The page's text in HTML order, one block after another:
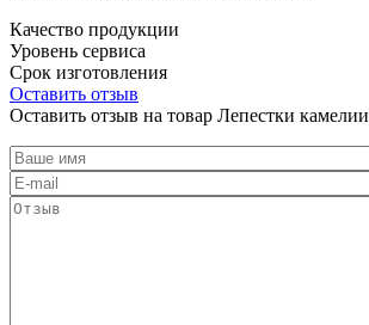
Качество продукции
Уровень сервиса
Срок изготовления
Оставить отзыв
Оставить отзыв на товар Лепестки камелии